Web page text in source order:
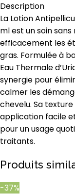
Description
La Lotion
ml est un soin
efficacement les
gras. Formulée à
Eau Thermale
synergie pour
calmer les
chevelu. Sa
application facile
pour un usage
traitants.
Produits
-37%